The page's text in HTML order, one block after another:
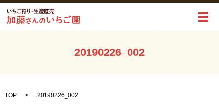
メ
20190226_002
TOP 20190226_002